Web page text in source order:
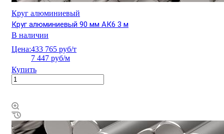
Круг алюминиевый
Круг алюминиевый 90 мм АК6 3 м
В наличии
Цена:433 765 руб/т
7 447 руб/м
Купить